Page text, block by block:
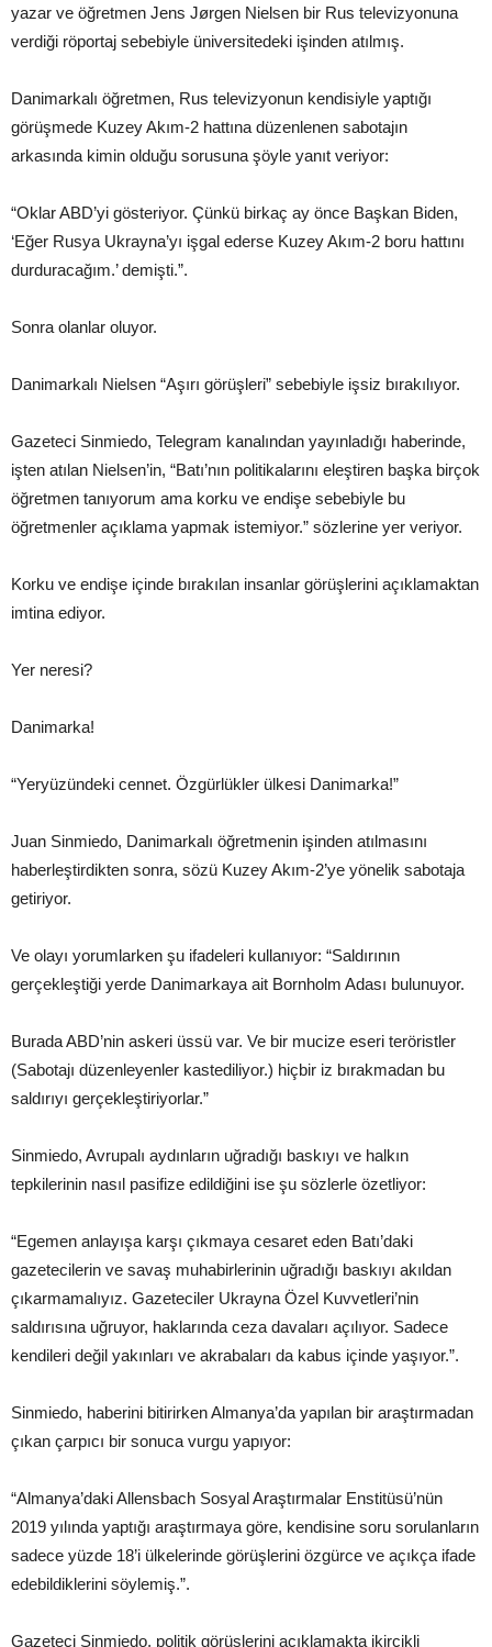
yazar ve öğretmen Jens Jørgen Nielsen bir Rus televizyonuna
verdiği röportaj sebebiyle üniversitedeki işinden atılmış.
Danimarkalı öğretmen, Rus televizyonun kendisiyle yaptığı
görüşmede Kuzey Akım-2 hattına düzenlenen sabotajın
arkasında kimin olduğu sorusuna şöyle yanıt veriyor:
“Oklar ABD’yi gösteriyor. Çünkü birkaç ay önce Başkan Biden,
‘Eğer Rusya Ukrayna’yı işgal ederse Kuzey Akım-2 boru hattını
durduracağım.’ demişti.”.
Sonra olanlar oluyor.
Danimarkalı Nielsen “Aşırı görüşleri” sebebiyle işsiz bırakılıyor.
Gazeteci Sinmiedo, Telegram kanalından yayınladığı haberinde,
işten atılan Nielsen’in, “Batı’nın politikalarını eleştiren başka birçok
öğretmen tanıyorum ama korku ve endişe sebebiyle bu
öğretmenler açıklama yapmak istemiyor.” sözlerine yer veriyor.
Korku ve endişe içinde bırakılan insanlar görüşlerini açıklamaktan
imtina ediyor.
Yer neresi?
Danimarka!
“Yeryüzündeki cennet. Özgürlükler ülkesi Danimarka!”
Juan Sinmiedo, Danimarkalı öğretmenin işinden atılmasını
haberleştirdikten sonra, sözü Kuzey Akım-2’ye yönelik sabotaja
getiriyor.
Ve olayı yorumlarken şu ifadeleri kullanıyor: “Saldırının
gerçekleştiği yerde Danimarkaya ait Bornholm Adası bulunuyor.
Burada ABD’nin askeri üssü var. Ve bir mucize eseri teröristler
(Sabotajı düzenleyenler kastediliyor.) hiçbir iz bırakmadan bu
saldırıyı gerçekleştiriyorlar.”
Sinmiedo, Avrupalı aydınların uğradığı baskıyı ve halkın
tepkilerinin nasıl pasifize edildiğini ise şu sözlerle özetliyor:
“Egemen anlayışa karşı çıkmaya cesaret eden Batı’daki
gazetecilerin ve savaş muhabirlerinin uğradığı baskıyı akıldan
çıkarmamalıyız. Gazeteciler Ukrayna Özel Kuvvetleri’nin
saldırısına uğruyor, haklarında ceza davaları açılıyor. Sadece
kendileri değil yakınları ve akrabaları da kabus içinde yaşıyor.”.
Sinmiedo, haberini bitirirken Almanya’da yapılan bir araştırmadan
çıkan çarpıcı bir sonuca vurgu yapıyor:
“Almanya’daki Allensbach Sosyal Araştırmalar Enstitüsü’nün
2019 yılında yaptığı araştırmaya göre, kendisine soru sorulanların
sadece yüzde 18’i ülkelerinde görüşlerini özgürce ve açıkça ifade
edebildiklerini söylemiş.”.
Gazeteci Sinmiedo, politik görüşlerini açıklamakta ikircikli